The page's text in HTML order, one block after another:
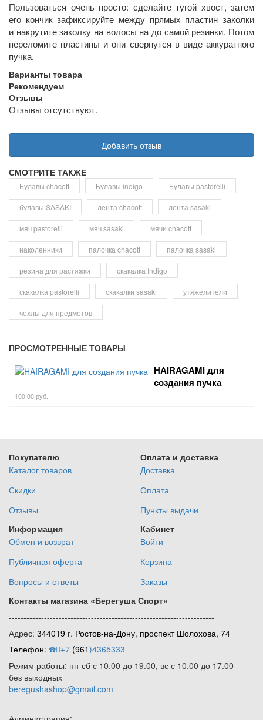
Пользоваться очень просто: сделайте тугой хвост, затем
его кончик зафиксируйте между прямых пластин заколки
и накрутите заколку на волосы на до самой резинки. Потом
переломите пластины и они свернутся в виде аккуратного
пучка.
Варианты товара
Рекомендуем
Отзывы
Отзывы отсутствуют.
Добавить отзыв
СМОТРИТЕ ТАКЖЕ
Булавы chacott Булавы indigo Булавы pastorelli
булавы SASAKI лента chacott лента sasaki
мяч pastorelli мяч sasaki мячи chacott
наколенники палочка chacott палочка sasaki
резина для растяжки скакалка Indigo
скакалка pastorelli скакалки sasaki утяжелители
чехлы для предметов
ПРОСМОТРЕННЫЕ ТОВАРЫ
HAIRAGAMI для
создания пучка
100.00 руб.
Покупателю
Каталог товаров
Скидки
Отзывы
Оплата и доставка
Доставка
Оплата
Пункты выдачи
Информация
Обмен и возврат
Публичная оферта
Вопросы и ответы
Кабинет
Войти
Корзина
Заказы
Контакты магазина «Берегуша Спорт»
----------------------------------------------------------------------
Адрес: 344019 г. Ростов-на-Дону, проспект Шолохова, 74
Телефон: ☎️ +7 (961)4365333
Режим работы: пн-сб с 10.00 до 19.00, вс с 10.00 до 17.00
без выходных
beregushashop@gmail.com
-----------------------------------------------------------------------